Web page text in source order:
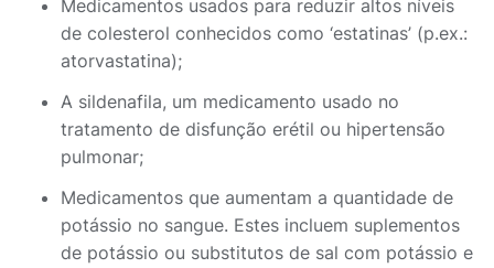
Medicamentos usados para reduzir altos níveis
de colesterol conhecidos como ‘estatinas’ (p.ex.:
atorvastatina);
A sildenafila, um medicamento usado no
tratamento de disfunção erétil ou hipertensão
pulmonar;
Medicamentos que aumentam a quantidade de
potássio no sangue. Estes incluem suplementos
de potássio ou substitutos de sal com potássio e